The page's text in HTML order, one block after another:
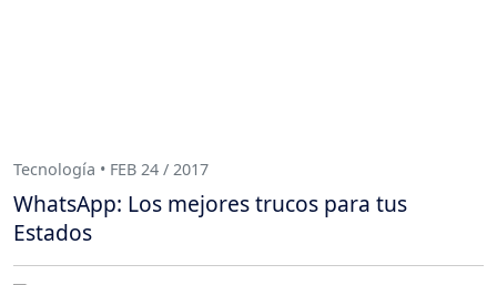
Tecnología • FEB 24 / 2017
WhatsApp: Los mejores trucos para tus
Estados